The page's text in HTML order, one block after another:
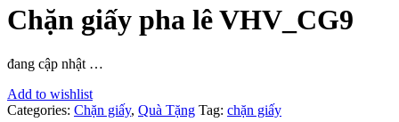
Chặn giấy pha lê VHV_CG9
đang cập nhật …
Add to wishlist
Categories: Chặn giấy, Quà Tặng Tag: chặn giấy